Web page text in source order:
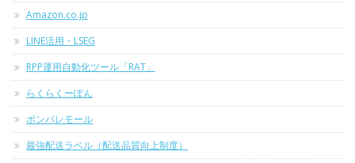
Amazon.co.jp
LINE活用・LSEG
RPP運用自動化ツール「RAT」
らくらくーぽん
ポンパレモール
最強配送ラベル（配送品質向上制度）